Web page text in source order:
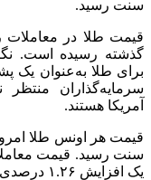
سنت رسید.
گذشته رسیده است.
برای طلا به‌عنوان یک
سرمایه‌گذاران
آمریکا هستند.
سنت رسید. قیمت
یک افزایش ۱.۲۶ درصدی به ۳۳۶۴ دلار و ۳۰ سنت رسیده است.